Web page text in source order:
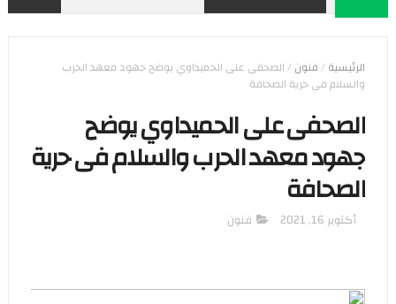
الرئيسية/فنون/الصحفى على الحميداوي يوضح جهود معهد الحرب
والسلام فى حرية الصحافة
الصحفى على الحميداوي يوضح
جهود معهد الحرب والسلام فى حرية
الصحافة
أكتوبر 16, 2021 فنون